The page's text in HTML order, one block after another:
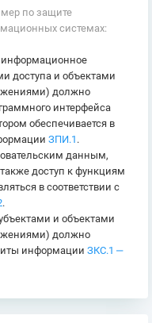
по защите
системах:
информационное
доступа и объектами
должно
интерфейса
обеспечивается в
ЗПИ.1 .
данным,
доступ к функциям
в соответствии с
.
и объектами
должно
информации ЗКС.1 ‒